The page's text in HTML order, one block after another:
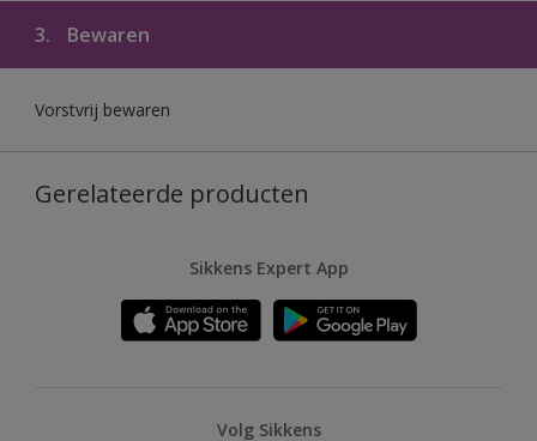
3. Bewaren
Vorstvrij bewaren
Gerelateerde producten
Sikkens Expert App
Volg Sikkens